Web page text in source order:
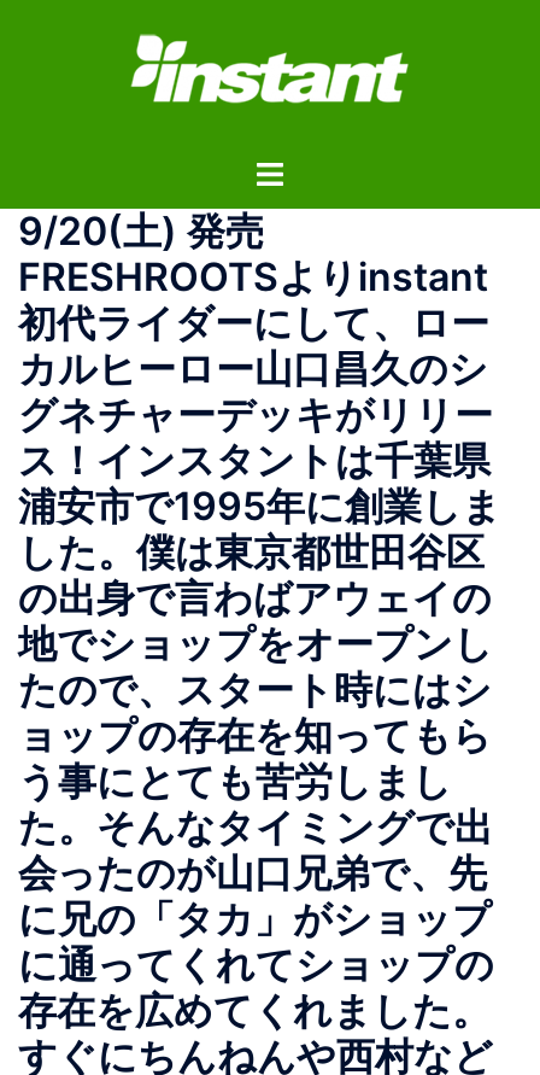
ス
ト
ル
メ
ニ
ュ
ー
9/20(土) 発売
FRESHROOTSよりinstant
初代ライダーにして、ロー
カルヒーロー山口昌久のシ
グネチャーデッキがリリー
ス！インスタントは千葉県
浦安市で1995年に創業しま
した。僕は東京都世田谷区
の出身で言わばアウェイの
地でショップをオープンし
たので、スタート時にはシ
ョップの存在を知ってもら
う事にとても苦労しまし
た。そんなタイミングで出
会ったのが山口兄弟で、先
に兄の「タカ」がショップ
に通ってくれてショップの
存在を広めてくれました。
すぐにちんねんや西村など